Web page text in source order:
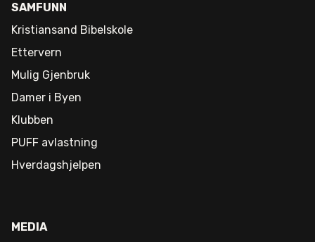
SAMFUNN
Kristiansand Bibelskole
Ettervern
Mulig Gjenbruk
Damer i Byen
Klubben
PUFF avlastning
Hverdagshjelpen
MEDIA